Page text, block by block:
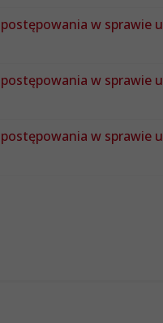
w sprawie
w sprawie
w sprawie